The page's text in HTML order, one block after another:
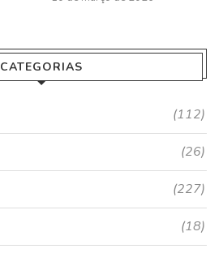
CATEGORIAS
(112)
(26)
(227)
(18)